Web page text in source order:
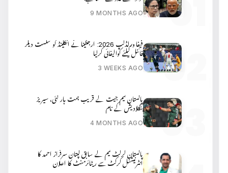
9 MONTHS AGO
فیفا ورلڈکپ 2026: ارجنٹینا نے انگلینڈ کو شکست دیکر
فائنل کیلئے کوالیفائی کرلیا
3 WEEKS AGO
پاکستان ٹیم جیت کے قریب ہمت ہار گئی، سیریز
بنگلادیش کے نام
4 MONTHS AGO
پاکستان کرکٹ ٹیم کے سابق کپتان سرفراز احمد کا
انٹرنیشنل کرکٹ سے ریٹائرمنٹ کا اعلان